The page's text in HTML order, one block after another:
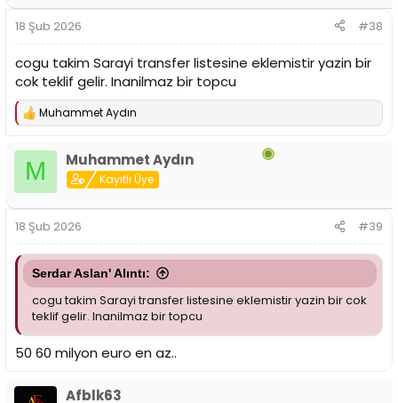
:
18 Şub 2026 #38
cogu takim Sarayi transfer listesine eklemistir yazin bir
cok teklif gelir. Inanilmaz bir topcu
T
:
Muhammet Aydın
M Muhammet Aydın
Kayıtlı Üye
18 Şub 2026 #39
Serdar Aslan' Alıntı:
cogu takim Sarayi transfer listesine eklemistir yazin bir cok
teklif gelir. Inanilmaz bir topcu
50 60 milyon euro en az..
Afblk63